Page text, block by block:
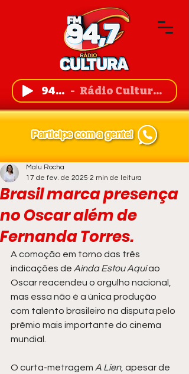
94,7 FM Rádio Cultura de Guanambi
Brasil marca presença
no Oscar além de
Fernanda Torres.
Malu Rocha
17 de fev. de 2025 2 min de leitura
A comoção em torno das três
indicações de Ainda Estou Aqui ao
Oscar reacendeu o orgulho nacional,
mas essa não é a única produção
com talento brasileiro na disputa pelo
prêmio mais importante do cinema
mundial.
O curta-metragem A Lien, apesar de